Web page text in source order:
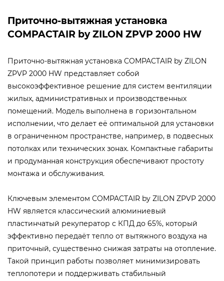
Приточно-вытяжная установка
COMPACTAIR by ZILON ZPVP 2000 HW
Приточно-вытяжная установка COMPACTAIR by ZILON
ZPVP 2000 HW представляет собой
высокоэффективное решение для систем вентиляции
жилых, административных и производственных
помещений. Модель выполнена в горизонтальном
исполнении, что делает её оптимальной для установки
в ограниченном пространстве, например, в подвесных
потолках или технических зонах. Компактные габариты
и продуманная конструкция обеспечивают простоту
монтажа и обслуживания.
Ключевым элементом COMPACTAIR by ZILON ZPVP 2000
HW является классический алюминиевый
пластинчатый рекуператор с КПД до 65%, который
эффективно передаёт тепло от вытяжного воздуха на
приточный, существенно снижая затраты на отопление.
Такой принцип работы позволяет минимизировать
теплопотери и поддерживать стабильный